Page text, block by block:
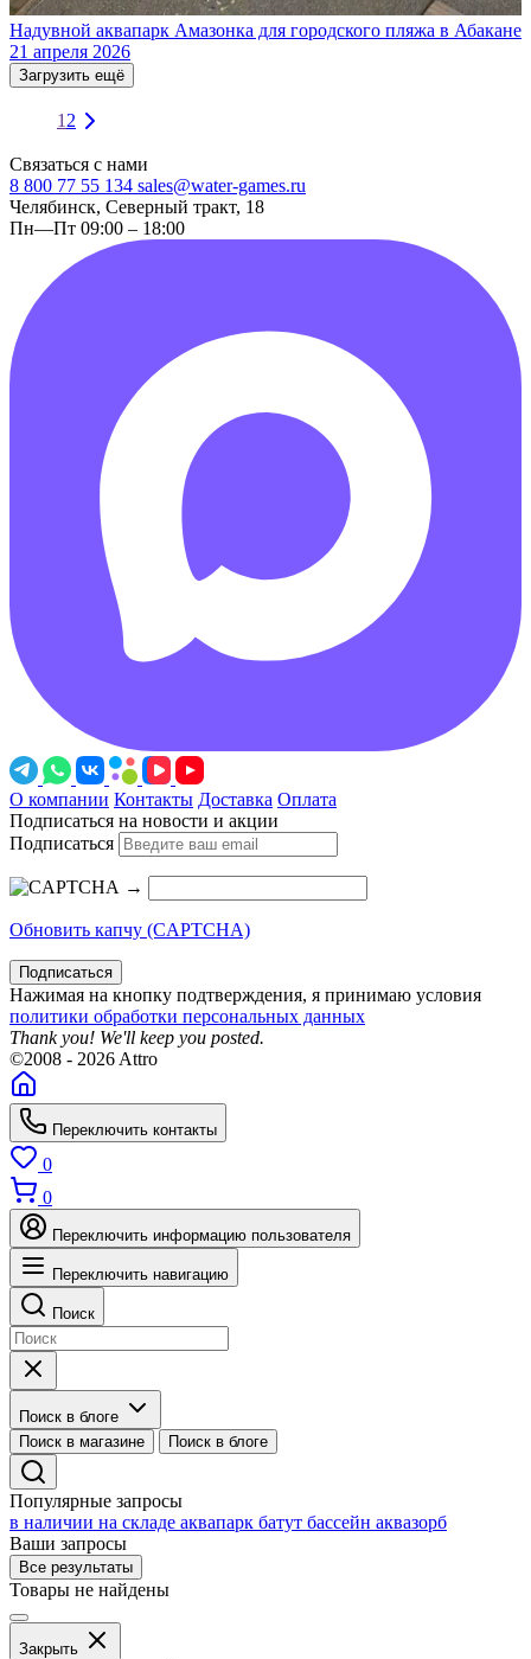
Надувной аквапарк Амазонка для городского пляжа в Абакане
21 апреля 2026
Загрузить ещё
1 2
Связаться с нами
8 800 77 55 134 sales@water-games.ru
Челябинск, Северный тракт, 18
Пн—Пт 09:00 – 18:00
О компании Контакты Доставка Оплата
Подписаться на новости и акции
Подписаться
→
Обновить капчу (CAPTCHA)
Подписаться
Нажимая на кнопку подтверждения, я принимаю условия
политики обработки персональных данных
Thank you! We'll keep you posted.
©2008 - 2026 Attro
Переключить контакты
0
0
Переключить информацию пользователя
Переключить навигацию
Поиск
Поиск в блоге
Поиск в магазине
Поиск в блоге
Популярные запросы
в наличии на складе аквапарк батут бассейн аквазорб
Ваши запросы
Все результаты
Товары не найдены
Закрыть